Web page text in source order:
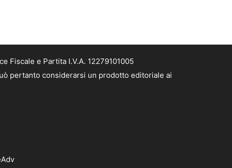
Fiscale e Partita I.V.A. 12279101005
pertanto considerarsi un prodotto editoriale ai